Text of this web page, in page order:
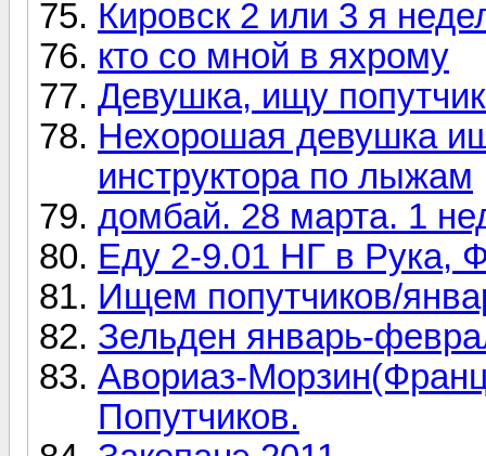
Кировск 2 или 3 я
кто со мной в яхрому
Девушка, ищу
Нехорошая девушка
инструктора по лыжам
домбай. 28 марта. 1
Еду 2-9.01 НГ в Рука,
Ищем попутчиков/
Зельден январь-
Авориаз-
Попутчиков.